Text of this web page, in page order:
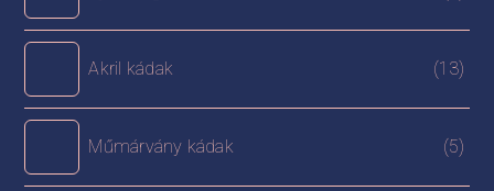
Akril kádak (13)
Műmárvány kádak (5)